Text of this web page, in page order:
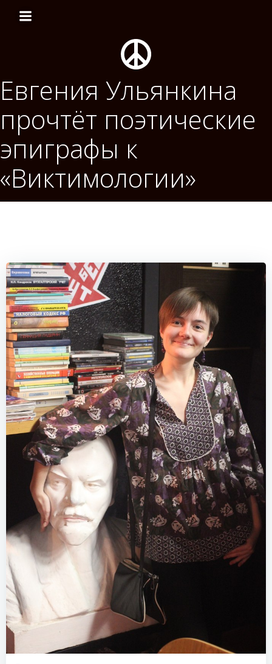
содержимому
Евгения Ульянкина
прочтёт поэтические
эпиграфы к
«Виктимологии»